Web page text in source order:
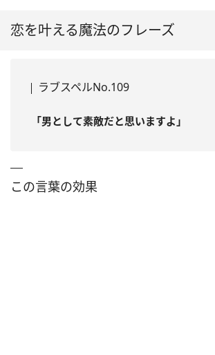
恋を叶える魔法のフレーズ
ラブスペルNo.109
「男として素敵だと思いますよ」
この言葉の効果